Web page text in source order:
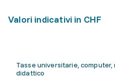
Valori indicativi in CHF
Tasse universitarie, computer,
didattico